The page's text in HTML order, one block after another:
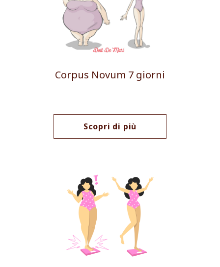
Corpus Novum 7 giorni
Scopri di più